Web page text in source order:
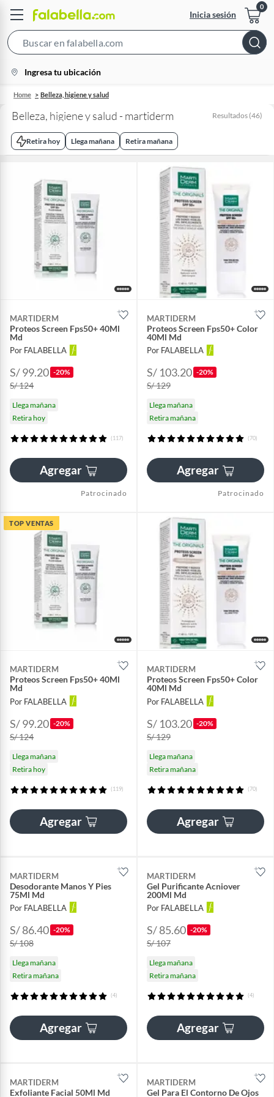
Inicia sesión
Bar
location-
icon
Ingresa tu ubicación
Home Belleza, higiene y salud
Belleza, higiene y salud - martiderm Resultados (46)
Retira hoy Llega mañana Retira mañana
MARTIDERM
Proteos Screen Fps50+ 40Ml
Md
Por FALABELLA
S/ 99.20 -20%
S/ 124
Llega mañana
Retira hoy
(117)
Agregar
Patrocinado
MARTIDERM
Proteos Screen Fps50+ Color
40Ml Md
Por FALABELLA
S/ 103.20 -20%
S/ 129
Llega mañana
Retira mañana
(70)
Agregar
Patrocinado
TOP VENTAS
MARTIDERM
Proteos Screen Fps50+ 40Ml
Md
Por FALABELLA
S/ 99.20 -20%
S/ 124
Llega mañana
Retira hoy
(119)
Agregar
MARTIDERM
Proteos Screen Fps50+ Color
40Ml Md
Por FALABELLA
S/ 103.20 -20%
S/ 129
Llega mañana
Retira mañana
(70)
Agregar
MARTIDERM
Desodorante Manos Y Pies
75Ml Md
Por FALABELLA
S/ 86.40 -20%
S/ 108
Llega mañana
Retira mañana
(4)
Agregar
MARTIDERM
Gel Purificante Acniover
200Ml Md
Por FALABELLA
S/ 85.60 -20%
S/ 107
Llega mañana
Retira mañana
(4)
Agregar
MARTIDERM
Exfoliante Facial 50Ml Md
MARTIDERM
Gel Para El Contorno De Ojos